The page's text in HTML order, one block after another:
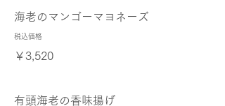
海老のマンゴーマヨネーズ
税込価格
￥3,520
有頭海老の香味揚げ